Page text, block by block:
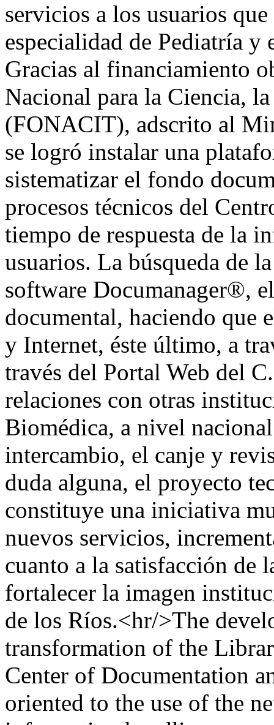
servicios a los usuarios
especialidad de Pediatría y
Gracias al financiamiento
Nacional para la Ciencia,
(FONACIT), adscrito al
se logró instalar una
sistematizar el fondo
procesos técnicos del
tiempo de respuesta de la
usuarios. La búsqueda de
software Documanager®,
documental, haciendo que
y Internet, éste último, a
través del Portal Web del
relaciones con otras
Biomédica, a nivel
intercambio, el canje y
duda alguna, el proyecto
constituye una iniciativa
nuevos servicios,
cuanto a la satisfacción de
fortalecer la imagen
de los Ríos.<hr/>The
transformation of the
Center of Documentation
oriented to the use of the